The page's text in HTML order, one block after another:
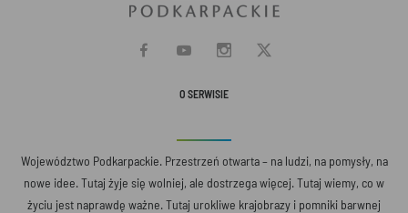
O SERWISIE
Województwo Podkarpackie. Przestrzeń otwarta – na ludzi, na pomysły, na
nowe idee. Tutaj żyje się wolniej, ale dostrzega więcej. Tutaj wiemy, co w
życiu jest naprawdę ważne. Tutaj urokliwe krajobrazy i pomniki barwnej